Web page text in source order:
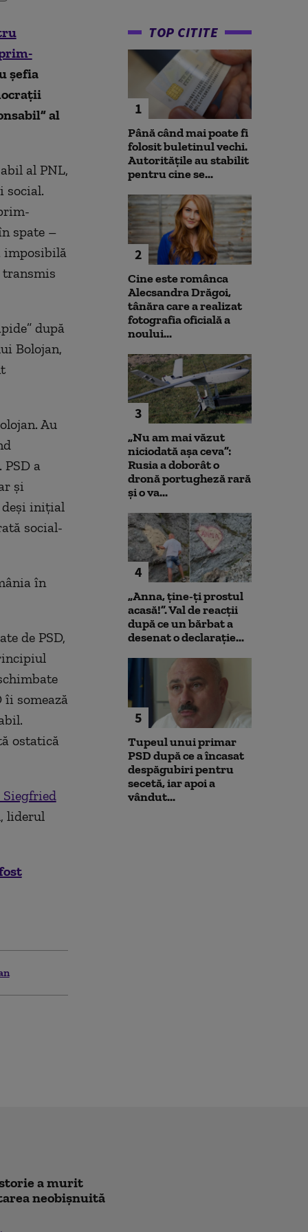
șefia
al
al PNL,
social.
spate –
imposibilă
după
Bolojan,
Au
a
și
deși inițial
social-
în
de PSD,
îi somează
ostatică
Siegfried
liderul
TOP CITITE
1
Până când mai poate fi
folosit buletinul vechi.
Autoritățile au stabilit
pentru cine se...
2
Cine este românca
Alecsandra Drăgoi,
tânăra care a realizat
fotografia oficială a
noului...
3
„Nu am mai văzut
niciodată așa ceva”:
Rusia a doborât o
dronă portugheză rară
și o va...
4
„Anna, ţine-ţi prostul
acasă!”. Val de reacții
după ce un bărbat a
desenat o declarație...
5
Tupeul unui primar
PSD după ce a încasat
despăgubiri pentru
secetă, iar apoi a
vândut...
a murit
neobișnuită